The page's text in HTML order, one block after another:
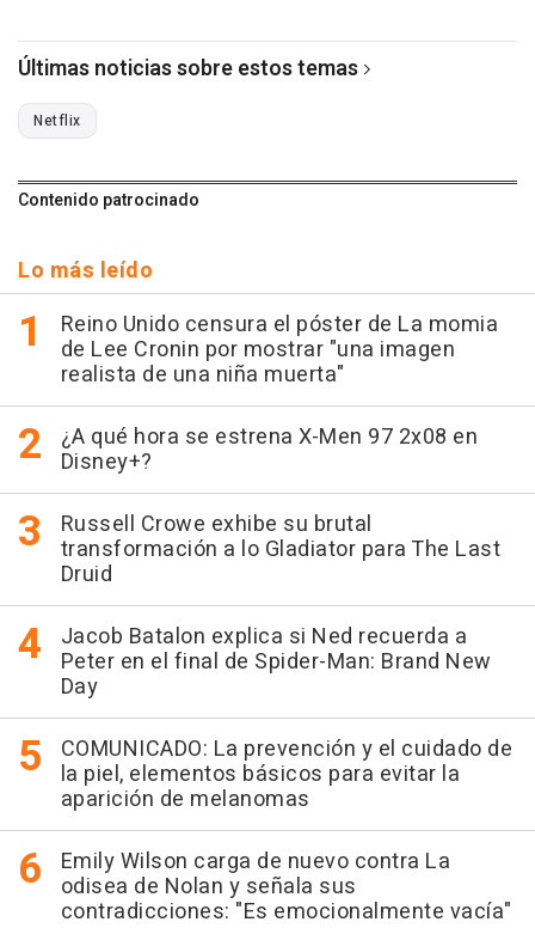
Últimas noticias sobre estos temas
Netflix
Contenido patrocinado
Lo más leído
Reino Unido censura el póster de La momia
de Lee Cronin por mostrar "una imagen
realista de una niña muerta"
¿A qué hora se estrena X-Men 97 2x08 en
Disney+?
Russell Crowe exhibe su brutal
transformación a lo Gladiator para The Last
Druid
Jacob Batalon explica si Ned recuerda a
Peter en el final de Spider-Man: Brand New
Day
COMUNICADO: La prevención y el cuidado de
la piel, elementos básicos para evitar la
aparición de melanomas
Emily Wilson carga de nuevo contra La
odisea de Nolan y señala sus
contradicciones: "Es emocionalmente vacía"